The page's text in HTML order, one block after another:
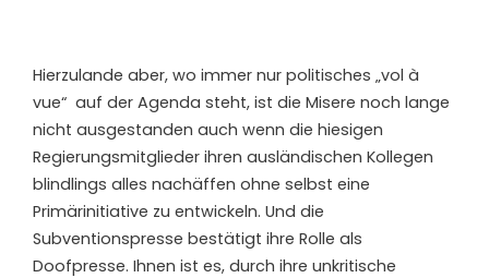
Hierzulande aber, wo immer nur politisches „vol à
vue“ auf der Agenda steht, ist die Misere noch lange
nicht ausgestanden auch wenn die hiesigen
Regierungsmitglieder ihren ausländischen Kollegen
blindlings alles nachäffen ohne selbst eine
Primärinitiative zu entwickeln. Und die
Subventionspresse bestätigt ihre Rolle als
Doofpresse. Ihnen ist es, durch ihre unkritische